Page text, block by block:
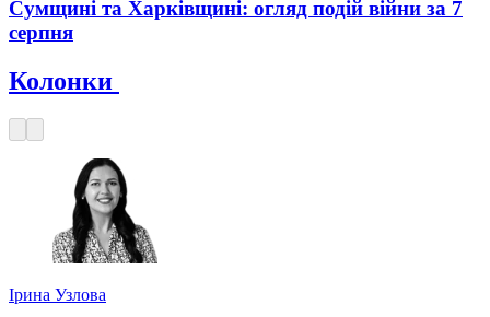
Сумщині та Харківщині: огляд подій війни за 7
серпня
Колонки
Ірина Узлова